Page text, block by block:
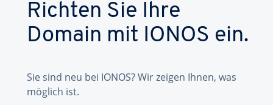
Richten Sie Ihre
Domain mit IONOS ein.
Sie sind neu bei IONOS? Wir zeigen Ihnen, was
möglich ist.